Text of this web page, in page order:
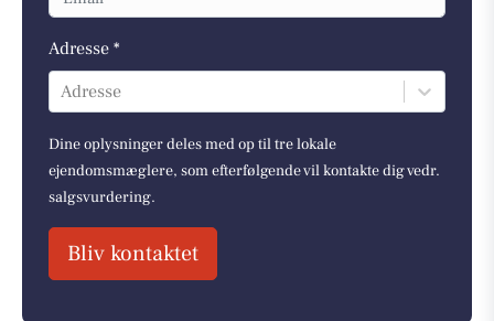
Adresse *
Adresse
Dine oplysninger deles med op til tre lokale
ejendomsmæglere, som efterfølgende vil kontakte dig vedr.
salgsvurdering.
Bliv kontaktet